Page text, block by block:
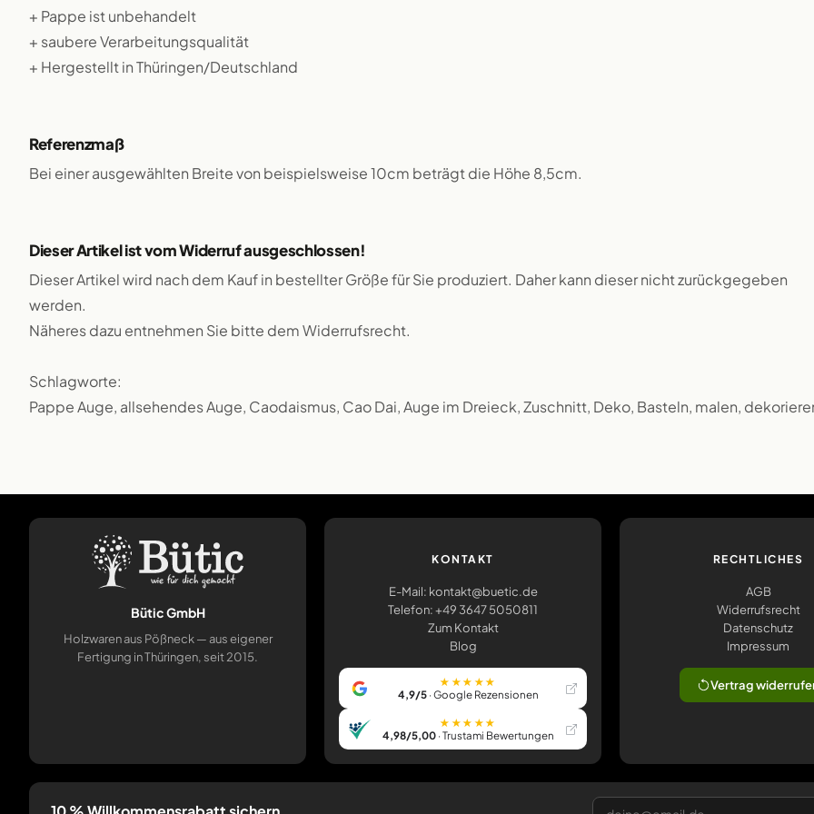
+ Pappe ist unbehandelt
+ saubere Verarbeitungsqualität
+ Hergestellt in Thüringen/Deutschland
Referenzmaß
Bei einer ausgewählten Breite von beispielsweise 10cm beträgt die Höhe 8,5cm.
Dieser Artikel ist vom Widerruf ausgeschlossen!
Dieser Artikel wird nach dem Kauf in bestellter Größe für Sie produziert. Daher kann dieser nicht zurückgegeben
werden.
Näheres dazu entnehmen Sie bitte dem Widerrufsrecht.
Schlagworte:
Pappe Auge, allsehendes Auge, Caodaismus, Cao Dai, Auge im Dreieck, Zuschnitt, Deko, Basteln, malen,
Bütic GmbH
Holzwaren aus Pößneck — aus eigener
Fertigung in Thüringen, seit 2015.
KONTAKT
E-Mail: kontakt@buetic.de
Telefon: +49 3647 5050811
Zum Kontakt
Blog
★★★★★
4,9/5 · Google Rezensionen
★★★★★
4,98/5,00 · Trustami Bewertungen
RECHTLICHES
AGB
Widerrufsrecht
Datenschutz
Impressum
Vertrag